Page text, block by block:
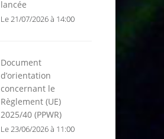
lancée
Le 21/07/2026 à 14:00
Document
d’orientation
concernant le
Règlement (UE)
2025/40 (PPWR)
Le 23/06/2026 à 11:00